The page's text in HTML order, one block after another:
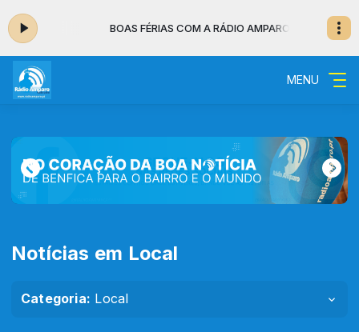
BOAS FÉRIAS COM A RÁDIO AMPARO
MENU
Notícias em Local
Categoria: Local